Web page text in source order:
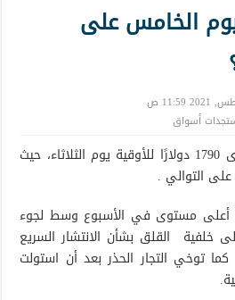
الخامس على
أسواق
ارتفع الذهب مخترقًا مستوى 1790 دولارًا للأوقية يوم الثلاثاء، حيث
التوالي .
أعلى مستوى في الأسبوع وسط لجوء
خلفية القلق بشأن الانتشار السريع
كما توخي التجار الحذر بعد أن استولت